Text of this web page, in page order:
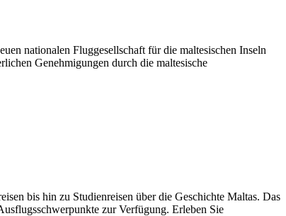
nationalen Fluggesellschaft für die maltesischen Inseln
Genehmigungen durch die maltesische
bis hin zu Studienreisen über die Geschichte Maltas. Das
zur Verfügung. Erleben Sie